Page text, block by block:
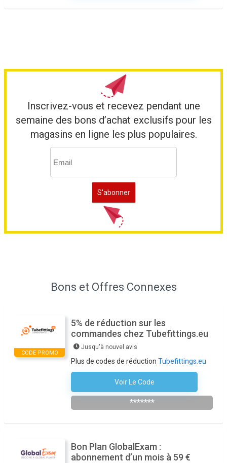
Inscrivez-vous et recevez pendant une
semaine des bons d’achat exclusifs pour les
magasins en ligne les plus populaires.
Bons et Offres Connexes
CODE PROMO
5% de réduction sur les
commandes chez Tubefittings.eu
Jusqu'à nouvel avis
Plus de codes de réduction Tubefittings.eu
Voir Le Code
S'inscrire À La Newsletter
*******
Bon Plan GlobalExam :
abonnement d’un mois à 59 €